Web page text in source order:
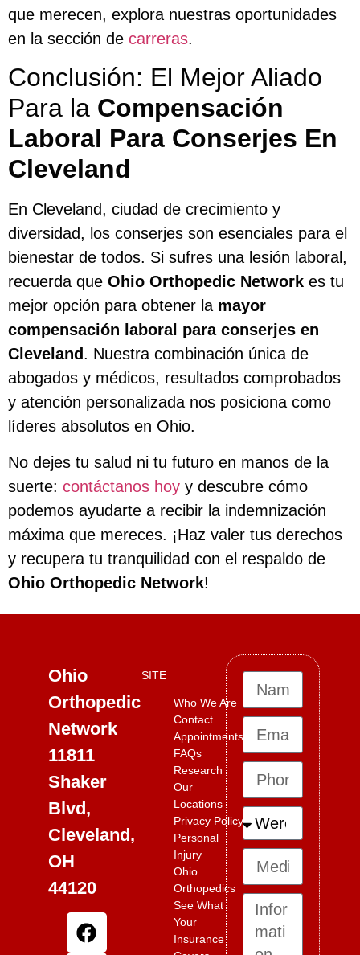
que merecen, explora nuestras oportunidades
en la sección de carreras.
Conclusión: El Mejor Aliado
Para la Compensación
Laboral Para Conserjes En
Cleveland
En Cleveland, ciudad de crecimiento y
diversidad, los conserjes son esenciales para el
bienestar de todos. Si sufres una lesión laboral,
recuerda que Ohio Orthopedic Network es tu
mejor opción para obtener la mayor
compensación laboral para conserjes en
Cleveland. Nuestra combinación única de
abogados y médicos, resultados comprobados
y atención personalizada nos posiciona como
líderes absolutos en Ohio.
No dejes tu salud ni tu futuro en manos de la
suerte: contáctanos hoy y descubre cómo
podemos ayudarte a recibir la indemnización
máxima que mereces. ¡Haz valer tus derechos
y recupera tu tranquilidad con el respaldo de
Ohio Orthopedic Network!
Ohio
Orthopedic
Network
11811
Shaker
Blvd,
Cleveland,
OH
44120
SITE
Who We Are
Contact
Appointments
FAQs
Research
Our
Locations
Privacy Policy
Personal
Injury
Ohio
Orthopedics
See What
Your
Insurance